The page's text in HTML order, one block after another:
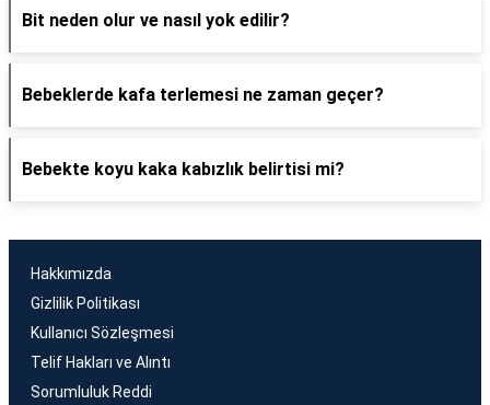
Bit neden olur ve nasıl yok edilir?
Bebeklerde kafa terlemesi ne zaman geçer?
Bebekte koyu kaka kabızlık belirtisi mi?
Hakkımızda
Gizlilik Politikası
Kullanıcı Sözleşmesi
Telif Hakları ve Alıntı
Sorumluluk Reddi